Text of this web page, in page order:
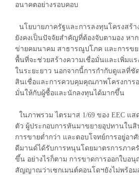
อนาคตอย่างรอบคอบ
นโยบายภาครัฐและการลงทุนโครงสร้
ยังคงเป็นปัจจัยสำคัญที่ต้องจับตามอง หา
ข่ายคมนาคม สาธารณูปโภค และการข
พื้นที่จะช่วยสร้างความเชื่อมั่นและเพิ่มแ
ในระยะยาว นอกจากนี้การกำกับดูแลที่ชั
สินเชื่อและการควบคุมคุณภาพโครงการ
มั่นให้กับผู้ซื้อและนักลงทุนได้มากขึ้น
ในภาพรวม ไตรมาส 1/69 ของ EEC แ
ตัว ผู้ประกอบการหันมาขยายอุปทานในสิ
การขายต่ำกว่า และตอบโจทย์การอยู่อ
ดีมานด์ได้รับการหนุนโดยมาตรการภาค
ขึ้น อย่างไรก็ตาม การขาดการออกใบอ
สัญญาณว่าเซกเมนต์คอนโดฯยังไม่พร้อม